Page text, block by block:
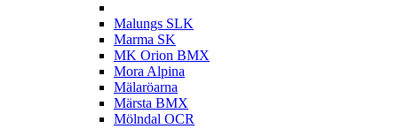
Malungs SLK
Marma SK
MK Orion BMX
Mora Alpina
Mälaröarna
Märsta BMX
Mölndal OCR